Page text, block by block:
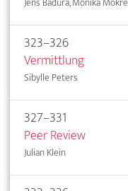
323–326
Vermittlung
Sibylle Peters
327–331
Peer Review
Julian Klein